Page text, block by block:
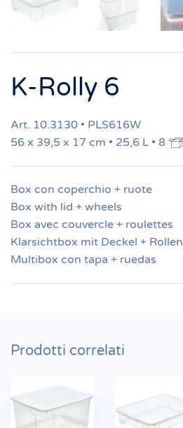
K-Rolly 6
Art. 10.3130 • PLS616W
56 x 39,5 x 17 cm • 25,6 L • 8
Box con coperchio + ruote
Box with lid + wheels
Box avec couvercle + roulettes
Klarsichtbox mit Deckel + Rollen
Multibox con tapa + ruedas
Prodotti correlati